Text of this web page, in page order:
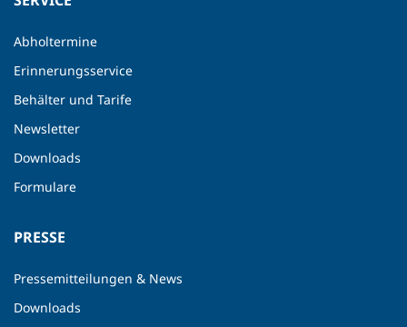
Abholtermine
Erinnerungsservice
Behälter und Tarife
Newsletter
Downloads
Formulare
PRESSE
Pressemitteilungen & News
Downloads